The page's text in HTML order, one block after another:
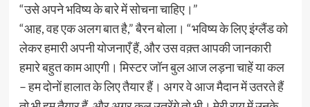
“उसे अपने भविष्य के बारे में सोचना चाहिए।”
“आह, वह एक अलग बात है,” बैरन बोला। “भविष्य के लिए इंग्लैंड को
लेकर हमारी अपनी योजनाएँ हैं, और उस वक़्त आपकी जानकारी
हमारे बहुत काम आएगी। मिस्टर जॉन बुल आज लड़ना चाहें या कल
– हम दोनों हालात के लिए तैयार हैं। अगर वे आज मैदान में उतरते हैं